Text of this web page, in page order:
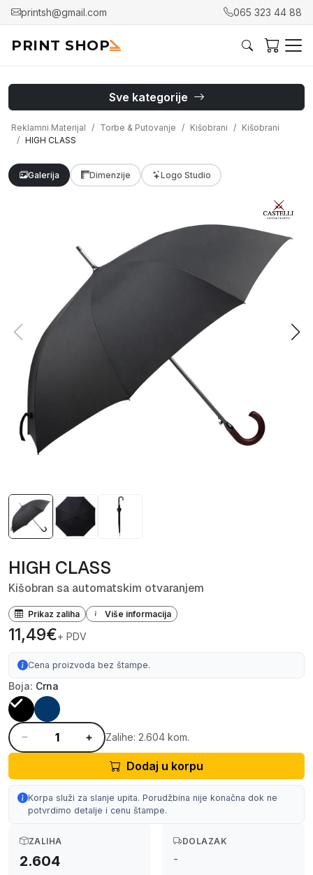
printsh@gmail.com 065 323 44 88
PRINT SHOP
Sve kategorije
Reklamni Materijal Torbe & Putovanje Kišobrani
Kišobrani
HIGH CLASS
Galerija Dimenzije Logo Studio
HIGH CLASS
Kišobran sa automatskim otvaranjem
Prikaz zaliha Više informacija
11,49€+ PDV
Cena proizvoda bez štampe.
Boja: Crna
Zalihe: 2.604 kom.
Dodaj u korpu
Korpa služi za slanje upita. Porudžbina nije konačna dok ne
potvrdimo detalje i cenu štampe.
ZALIHA
2.604
DOLAZAK
-